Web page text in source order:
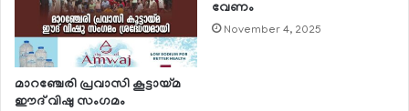
മാറഞ്ചേരി പ്രവാസി കൂട്ടായ്മ
ഈദ് വിഷു സംഗമം
വേണം
November 4, 2025